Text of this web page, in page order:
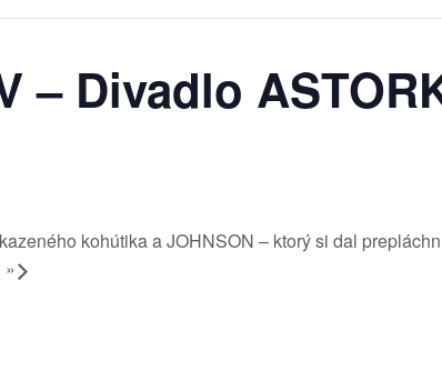
– Divadlo
kohútika a JOHNSON – ktorý si dal
»